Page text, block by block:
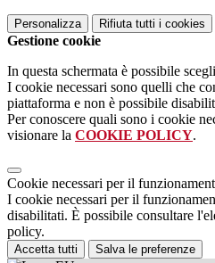
Personalizza Rifiuta tutti i cookies
Gestione cookie
In questa schermata è possibile
I cookie necessari sono quelli che
piattaforma e non è possibile
Per conoscere quali sono i cookie
visionare la COOKIE POLICY.
Cookie necessari per il
I cookie necessari per il
disabilitati. È possibile consultare
policy.
Accetta tutti Salva le preferenze